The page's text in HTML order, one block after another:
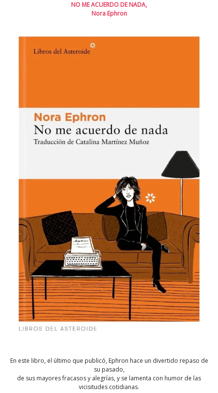
NO ME ACUERDO DE NADA,
Nora Ephron
En este libro, el último que publicó, Ephron hace un divertido repaso de
su pasado,
de sus mayores fracasos y alegrías, y se lamenta con humor de las
vicisitudes cotidianas.